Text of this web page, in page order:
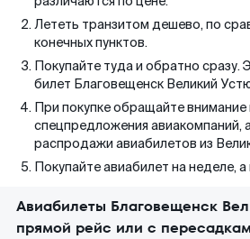
Лететь транзитом дешево, по
конечных пунктов.
Покупайте туда и обратно сразу.
билет Благовещенск Великий
При покупке обращайте внимание
спецпредложения авиакомпаний,
распродажи авиабилетов из
Покупайте авиабилет на неделе,
Авиабилеты Благовещенск
прямой рейс или с